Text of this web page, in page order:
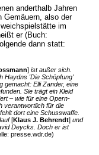
anderthalb Jahren
Gemäuern, also der
im
er (Buch:
dann statt:
] ist außer sich.
Haydns 'Die Schöpfung'
gemacht: Elli Zander, eine
Sie trägt ein Kleid
– wie für eine Opern-
verantwortlich für die
dort eine Schusswaffe.
[Klaus J. Behrendt] und
Deycks. Doch er ist
presse.wdr.de)